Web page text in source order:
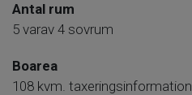
Antal rum
5 varav 4 sovrum
Boarea
108 kvm. taxeringsinformation